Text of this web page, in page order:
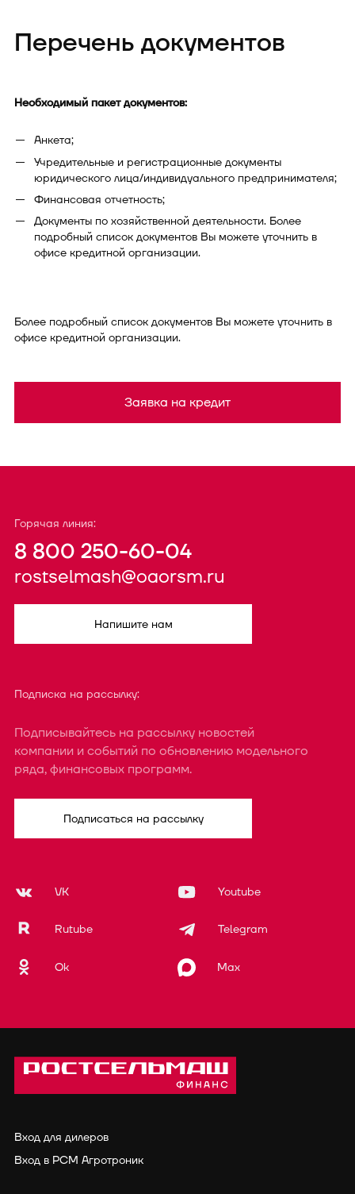
Перечень документов
Необходимый пакет документов:
Анкета;
Учредительные и регистрационные документы
юридического лица/индивидуального предпринимателя;
Финансовая отчетность;
Документы по хозяйственной деятельности. Более
подробный список документов Вы можете уточнить в
офисе кредитной организации.
Более подробный список документов Вы можете уточнить в
офисе кредитной организации.
Заявка на кредит
Горячая линия:
8 800 250-60-04
rostselmash@oaorsm.ru
Напишите нам
Подписка на рассылку:
Подписывайтесь на рассылку новостей
компании и событий по обновлению модельного
ряда, финансовых программ.
Подписаться на рассылку
VK Youtube
Rutube Telegram
Ok Max
Вход для дилеров
Вход в РСМ Агротроник